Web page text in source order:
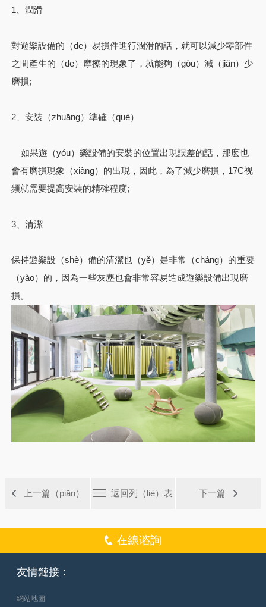
1、潤滑
對遊樂設備的（de）易損件進行潤滑的話，就可以減少零部件
之間產生的（de）摩擦的現象了，就能夠（gòu）減（jiǎn）少
磨損;
2、安裝（zhuāng）準確（què）
如果遊（yóu）樂設備的安裝的位置出現誤差的話，那麽也
會有磨損現象（xiàng）的出現，因此，為了減少磨損，17C视
频就需要提高安裝的精確程度;
3、清潔
保持遊樂設（shè）備的清潔也（yě）是非常（cháng）的重要
（yào）的，因為一些灰塵也會非常容易造成遊樂設備出現磨
損。
上一篇（piān） 返回列（liè）表 下一篇
在線谘詢
友情鏈接：
網站地圖